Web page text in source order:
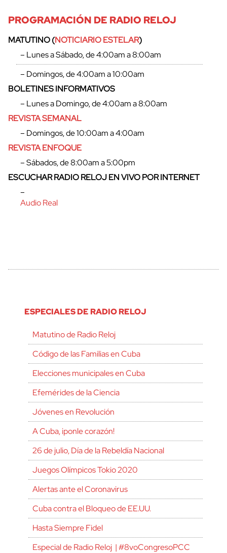
PROGRAMACIÓN DE RADIO RELOJ
MATUTINO (NOTICIARIO ESTELAR)
– Lunes a Sábado, de 4:00am a 8:00am
– Domingos, de 4:00am a 10:00am
BOLETINES INFORMATIVOS
– Lunes a Domingo, de 4:00am a 8:00am
REVISTA SEMANAL
– Domingos, de 10:00am a 4:00am
REVISTA ENFOQUE
– Sábados, de 8:00am a 5:00pm
ESCUCHAR RADIO RELOJ EN VIVO POR INTERNET
–
Audio Real
ESPECIALES DE RADIO RELOJ
Matutino de Radio Reloj
Código de las Familias en Cuba
Elecciones municipales en Cuba
Efemérides de la Ciencia
Jóvenes en Revolución
A Cuba, ¡ponle corazón!
26 de julio, Día de la Rebeldía Nacional
Juegos Olímpicos Tokio 2020
Alertas ante el Coronavirus
Cuba contra el Bloqueo de EE.UU.
Hasta Siempre Fidel
Especial de Radio Reloj | #8voCongresoPCC